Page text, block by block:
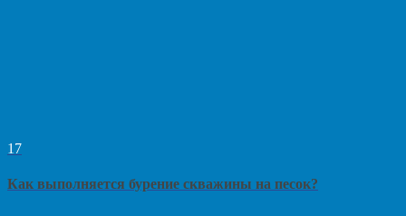
17
Как выполняется бурение скважины на песок?